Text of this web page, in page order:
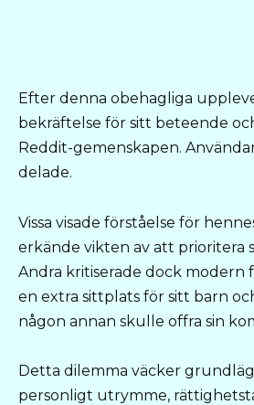
Efter denna obehagliga
bekräftelse för sitt beteende
Reddit-gemenskapen.
delade.
Vissa visade förståelse för
erkände vikten av att prioritera
Andra kritiserade dock modern
en extra sittplats för sitt barn
någon annan skulle offra sin
Detta dilemma väcker
personligt utrymme,